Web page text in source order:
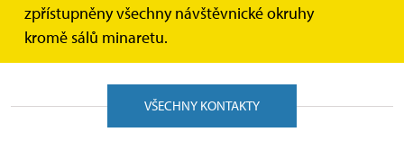
zpřístupněny všechny návštěvnické okruhy
kromě sálů minaretu.
Nevíte si rady? Nevadí, ozvěte se nám, rádi vám poradíme.
VŠECHNY KONTAKTY